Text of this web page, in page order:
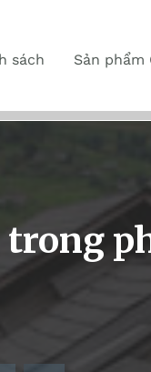
sách Sản phẩm
trong